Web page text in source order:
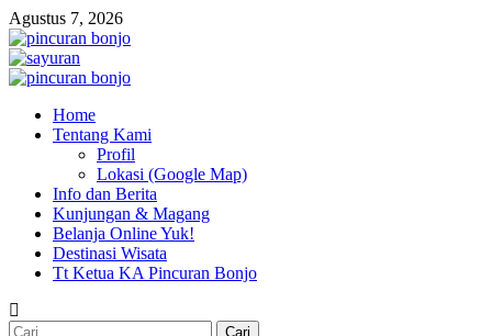
Agustus 7, 2026
Home
Tentang Kami
Profil
Lokasi (Google Map)
Info dan Berita
Kunjungan & Magang
Belanja Online Yuk!
Destinasi Wisata
Tt Ketua KA Pincuran Bonjo